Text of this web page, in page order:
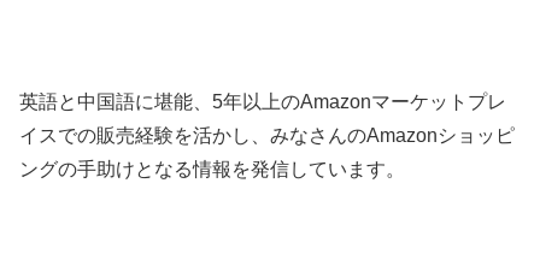
英語と中国語に堪能、5年以上のAmazonマーケットプレ
イスでの販売経験を活かし、みなさんのAmazonショッピ
ングの手助けとなる情報を発信しています。